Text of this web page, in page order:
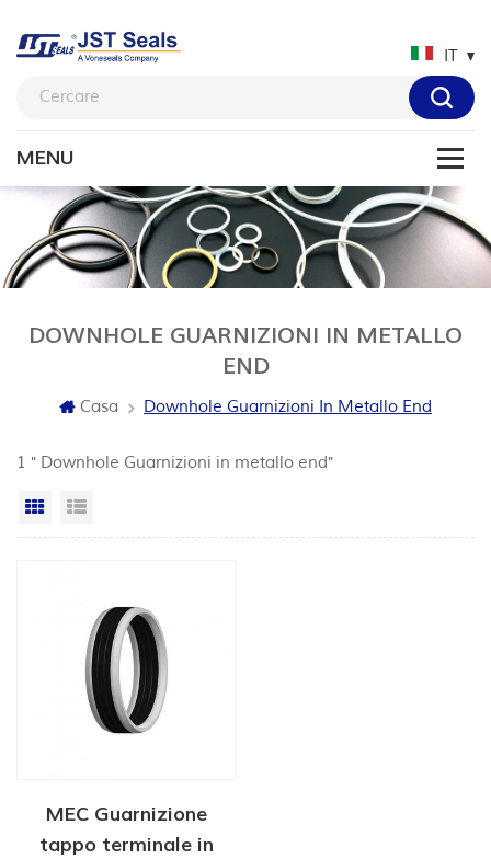
IT
DOWNHOLE GUARNIZIONI IN METALLO
END
Casa Downhole Guarnizioni In Metallo End
1 " Downhole Guarnizioni in metallo end"
Vista a griglia
MEC Guarnizione
tappo terminale in